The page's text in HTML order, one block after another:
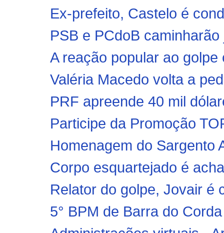
Ex-prefeito, Castelo é
PSB e PCdoB
A reação popular ao
Valéria Macedo volta a
PRF apreende 40 mil
Participe da Promoção
Homenagem do Sargento
Corpo esquartejado é
Relator do golpe, Jovair é
5° BPM de Barra do